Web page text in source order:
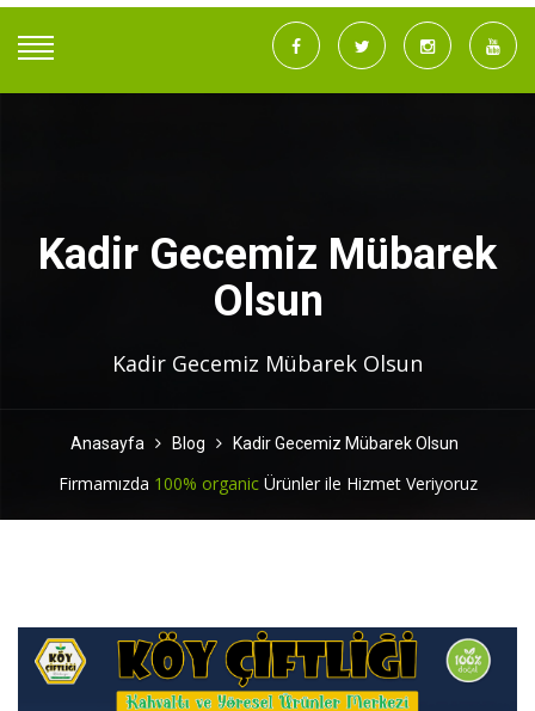
Kadir Gecemiz Mübarek
Olsun
Kadir Gecemiz Mübarek Olsun
Anasayfa Blog Kadir Gecemiz Mübarek Olsun
Firmamızda 100% organicÜrünler ile Hizmet Veriyoruz